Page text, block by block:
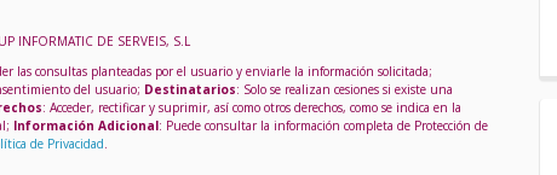
INFORMATIC DE SERVEIS, S.L
las consultas planteadas por el usuario y enviarle la información solicitada;
del usuario; Destinatarios: Solo se realizan cesiones si existe una
: Acceder, rectificar y suprimir, así como otros derechos, como se indica en la
Información Adicional: Puede consultar la información completa de Protección de
de Privacidad.